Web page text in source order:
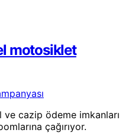
motosiklet
ve cazip ödeme imkanları
çağırıyor.